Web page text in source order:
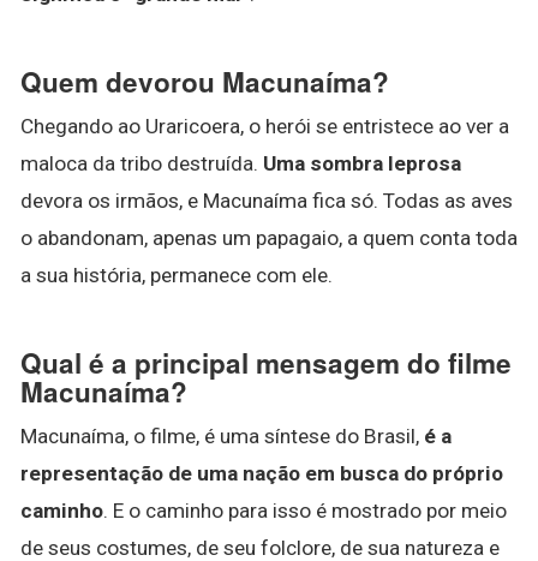
Quem devorou Macunaíma?
Chegando ao Uraricoera, o herói se entristece ao ver a
maloca da tribo destruída. Uma sombra leprosa
devora os irmãos, e Macunaíma fica só. Todas as aves
o abandonam, apenas um papagaio, a quem conta toda
a sua história, permanece com ele.
Qual é a principal mensagem do filme
Macunaíma?
Macunaíma, o filme, é uma síntese do Brasil, é a
representação de uma nação em busca do próprio
caminho. E o caminho para isso é mostrado por meio
de seus costumes, de seu folclore, de sua natureza e